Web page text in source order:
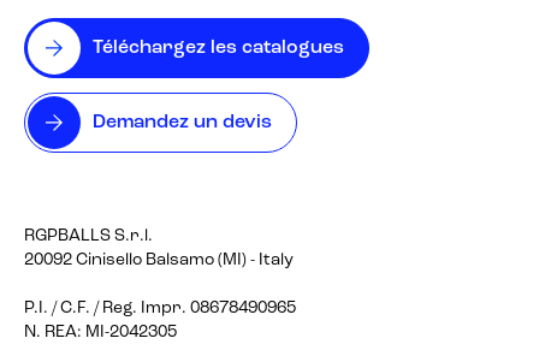
Téléchargez les catalogues
Demandez un devis
RGPBALLS S.r.l.
20092 Cinisello Balsamo (MI) - Italy
P.I. / C.F. / Reg. Impr. 08678490965
N. REA: MI-2042305